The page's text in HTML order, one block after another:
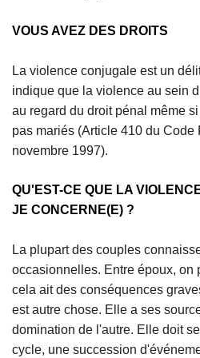
VOUS AVEZ DES DROITS
La violence conjugale est un
indique que la violence au sein
au regard du droit pénal même
pas mariés (Article 410 du
novembre 1997).
QU'EST-CE QUE LA
JE CONCERNE(E) ?
La plupart des couples
occasionnelles. Entre époux, on
cela ait des conséquences
est autre chose. Elle a ses
domination de l'autre. Elle doit
cycle, une succession